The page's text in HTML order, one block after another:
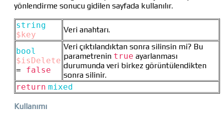
yönlendirme sonucu gidilen sayfada kullanılır.
string
$key
Veri anahtarı.
bool
$isDelete
= false
Veri çıktılandıktan sonra silinsin mi? Bu
parametrenin true ayarlanması
durumunda veri birkez görüntülendikten
sonra silinir.
return mixed
Kullanımı